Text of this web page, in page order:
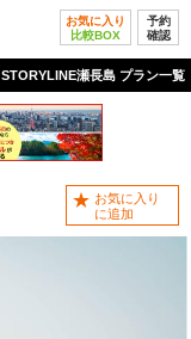
お気に入り
比較BOX
予約
確認
STORYLINE瀬長島 プラン一覧
お気に入り
に追加